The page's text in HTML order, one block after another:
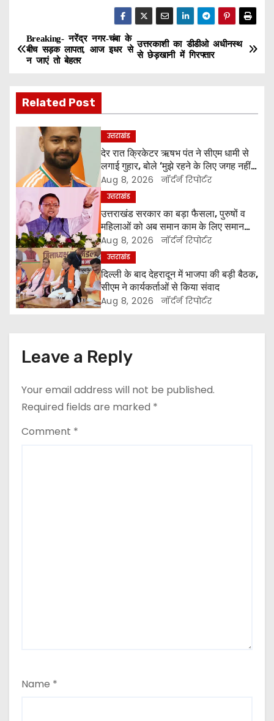
P
s
t
a
v
i
g
a
t
o
उत्तरकाशी का डीडीओ अधीनस्थ
से छेड़खानी में गिरफ्तार
Breaking- नरेंद्र नगर-चंबा के
बीच सड़क लापता, आज इधर से
न जाएं तो बेहतर
Related Post
उत्तराखंड
देर रात क्रिकेटर ऋषभ पंत ने सीएम धामी से
लगाई गुहार, बोले ‘मुझे रहने के लिए जगह नहीं
मिल रही’
Aug 8, 2026 नॉर्दर्न रिपोर्टर
उत्तराखंड
उत्तराखंड सरकार का बड़ा फैसला, पुरुषों व
महिलाओं को अब समान काम के लिए समान
वेतन
Aug 8, 2026 नॉर्दर्न रिपोर्टर
उत्तराखंड
दिल्ली के बाद देहरादून में भाजपा की बड़ी बैठक,
सीएम ने कार्यकर्ताओं से किया संवाद
Aug 8, 2026 नॉर्दर्न रिपोर्टर
Leave a Reply
Your email address will not be published.
Required fields are marked *
Comment *
Name *